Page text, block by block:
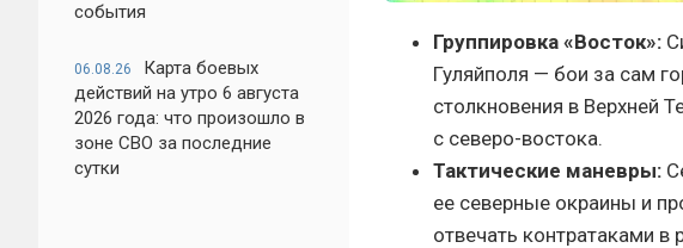
события
06.08.26
Карта боевых
действий на утро 6 августа
2026 года: что произошло в
зоне СВО за последние
сутки
Группировка «Восток»:
Гуляйполя — бои за сам
столкновения в Верхней
с северо-востока.
Тактические маневры:
ее северные окраины и
отвечать контратаками в